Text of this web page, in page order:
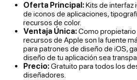
Oferta Principal:Kits de interfaz
de iconos de aplicaciones,
recursos de color.
Ventaja Única:Como propietario
recursos de Apple son la fuente
para patrones de diseño de iOS,
diseño de tu aplicación sea
Precio:Gratuito para todos los
diseñadores.